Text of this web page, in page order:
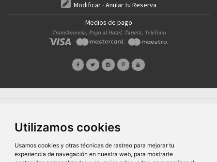
Utilizamos cookies
Usamos cookies y otras técnicas de rastreo para mejorar tu
experiencia de navegación en nuestra web, para mostrarte
Modificar-Anular tu Reserva
Medios de pago
Transferencia, Pago al Hotel, Tarjeta, Teléfono
SG Entornos Turísticos S.L. Av. Vila Verde Cidade de Portugal, 25 Bajo. Lugo 27002 – España
Todos los derechos reservados